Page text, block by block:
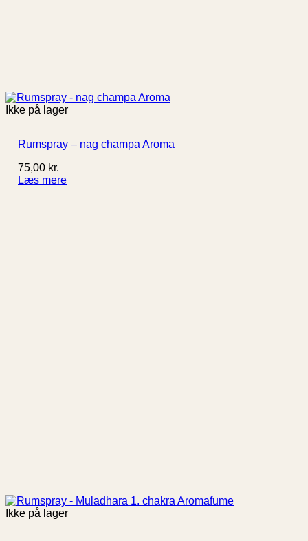
Ikke på lager
Rumspray – nag champa Aroma
75,00 kr.
Læs mere
Ikke på lager